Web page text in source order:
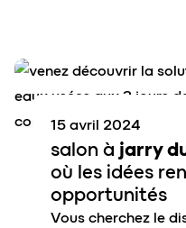
salon à jarry
où les idées
opportunités
15 avril 2024
Vous cherchez le